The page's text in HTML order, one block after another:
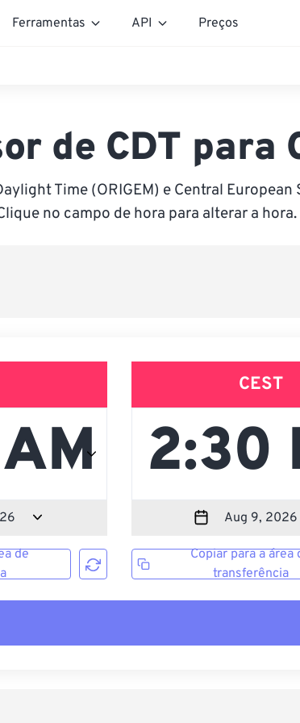
Ferramentas API Preços
de CDT para
Time (ORIGEM) e Central European
no campo de hora para alterar a hora.
de
CEST
Copiar para a área
transferência